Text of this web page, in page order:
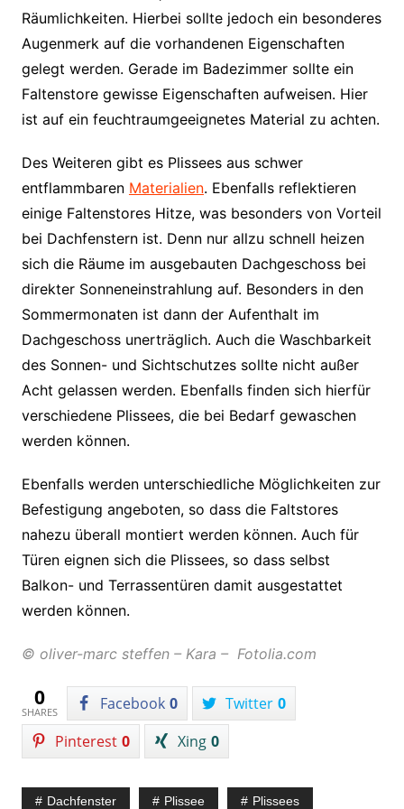
Räumlichkeiten. Hierbei sollte jedoch ein besonderes
Augenmerk auf die vorhandenen Eigenschaften
gelegt werden. Gerade im Badezimmer sollte ein
Faltenstore gewisse Eigenschaften aufweisen. Hier
ist auf ein feuchtraumgeeignetes Material zu achten.
Des Weiteren gibt es Plissees aus schwer
entflammbaren Materialien. Ebenfalls reflektieren
einige Faltenstores Hitze, was besonders von Vorteil
bei Dachfenstern ist. Denn nur allzu schnell heizen
sich die Räume im ausgebauten Dachgeschoss bei
direkter Sonneneinstrahlung auf. Besonders in den
Sommermonaten ist dann der Aufenthalt im
Dachgeschoss unerträglich. Auch die Waschbarkeit
des Sonnen- und Sichtschutzes sollte nicht außer
Acht gelassen werden. Ebenfalls finden sich hierfür
verschiedene Plissees, die bei Bedarf gewaschen
werden können.
Ebenfalls werden unterschiedliche Möglichkeiten zur
Befestigung angeboten, so dass die Faltstores
nahezu überall montiert werden können. Auch für
Türen eignen sich die Plissees, so dass selbst
Balkon- und Terrassentüren damit ausgestattet
werden können.
© oliver-marc steffen – Kara – Fotolia.com
0
SHARES Facebook 0 Twitter 0
Pinterest 0 Xing 0
Dachfenster Plissee Plissees